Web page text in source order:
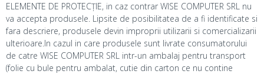
ELEMENTE DE PROTECȚIE, in caz contrar WISE COMPUTER SRL nu
va accepta produsele. Lipsite de posibilitatea de a fi identificate si
fara descriere, produsele devin improprii utilizarii si comercializarii
ulterioare.In cazul in care produsele sunt livrate consumatorului
de catre WISE COMPUTER SRL intr-un ambalaj pentru transport
(folie cu bule pentru ambalat, cutie din carton ce nu contine